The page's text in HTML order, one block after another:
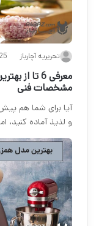
تحریریه آچارباز 25 آبان 1403
معرفی 6 تا
مشخصات فنی
آیا برای شما هم
و لذیذ آماده کنید،